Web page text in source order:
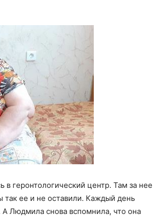
геронтологический центр. Там за нее
ее и не оставили. Каждый день
А Людмила снова вспомнила, что она